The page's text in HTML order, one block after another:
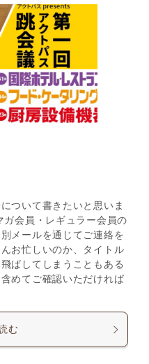
ついて書きたいと思いま
会員・レギュラー会員の
メールを通じてご連絡を
お忙しいのか、タイトル
ばしてしまうこともある
めてご確認いただければ
む